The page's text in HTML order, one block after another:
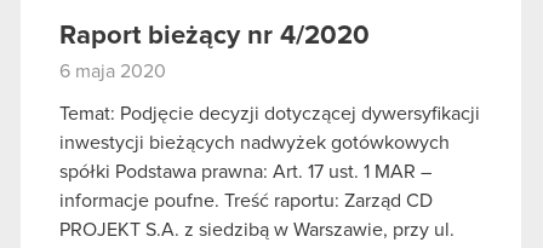
Raport bieżący nr 4/2020
6 maja 2020
Temat: Podjęcie decyzji dotyczącej dywersyfikacji
inwestycji bieżących nadwyżek gotówkowych
spółki Podstawa prawna: Art. 17 ust. 1 MAR –
informacje poufne. Treść raportu: Zarząd CD
PROJEKT S.A. z siedzibą w Warszawie, przy ul.